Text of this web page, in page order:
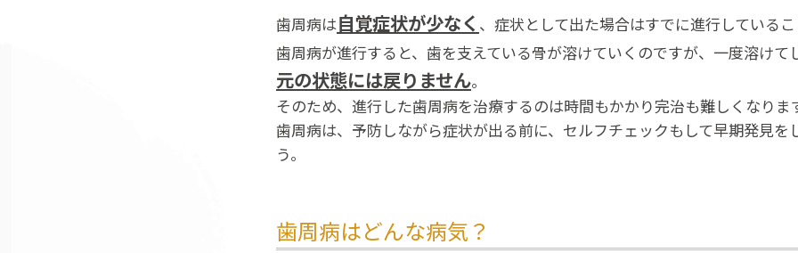
歯周病は自覚症状が少なく 、症状として出た場合はすでに進行しているこ
歯周病が進行すると、歯を支えている骨が溶けていくのですが、一度溶けて
元の状態には戻りません。
そのため、進行した歯周病を治療するのは時間もかかり完治も難しくなりま
歯周病は、予防しながら症状が出る前に、セルフチェック​もして早期発見を
う。
歯周病はどんな病気？